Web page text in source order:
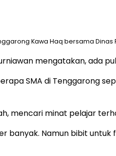
Kawa Haq bersama
mengatakan,
SMA di Tenggarong
mencari minat pelajar
banyak. Namun bibit